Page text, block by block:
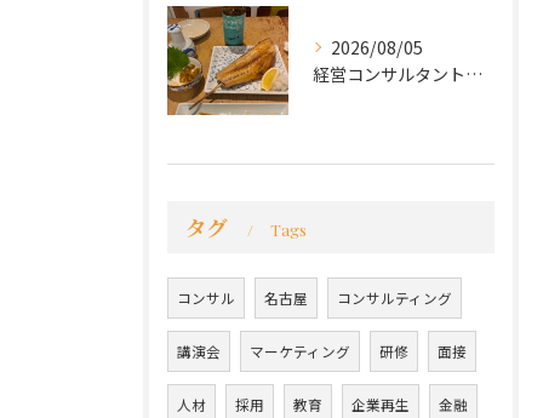
2026/08/05
経営コンサルタントのモーちゃん・毛利京申です。
タグ Tags
コンサル 名古屋 コンサルティング
講演会 マーケティング 研修 面接
人材 採用 教育 企業再生 金融